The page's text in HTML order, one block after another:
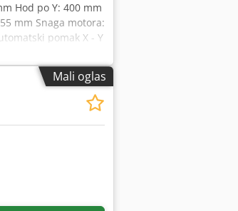
Hod po Y: 400 mm
mm Snaga motora:
pomak X - Y
2000 mm
Mali oglas